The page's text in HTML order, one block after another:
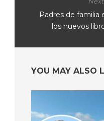
Padres de familia
los nuevos
YOU MAY ALSO